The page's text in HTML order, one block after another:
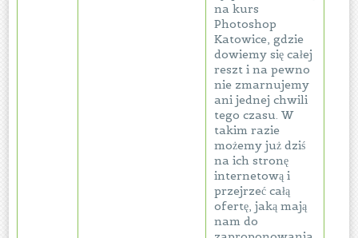
na kurs
Photoshop
Katowice, gdzie
dowiemy się całej
reszt i na pewno
nie zmarnujemy
ani jednej chwili
tego czasu. W
takim razie
możemy już dziś
na ich stronę
internetową i
przejrzeć całą
ofertę, jaką mają
nam do